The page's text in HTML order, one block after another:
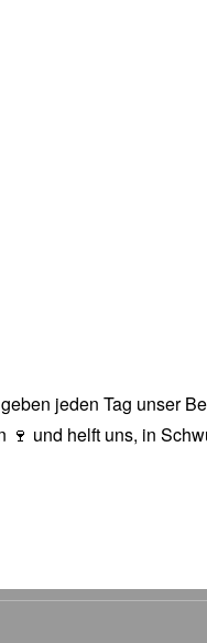
jeden Tag unser
und helft uns, in